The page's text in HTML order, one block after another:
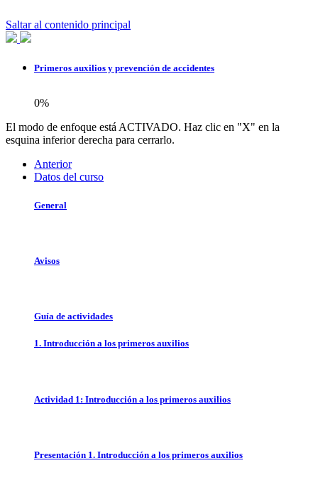
Saltar al contenido principal
Primeros auxilios y prevención de accidentes
0%
El modo de enfoque está ACTIVADO. Haz clic en "X" en la
esquina inferior derecha para cerrarlo.
Anterior
Datos del curso
General
Avisos
Guía de actividades
1. Introducción a los primeros auxilios
Actividad 1: Introducción a los primeros auxilios
Presentación 1. Introducción a los primeros auxilios